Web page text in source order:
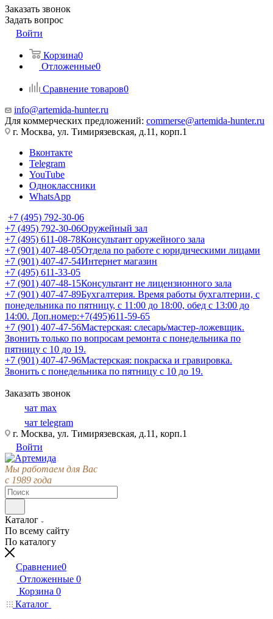
Заказать звонок
Задать вопрос
Войти
Корзина0
Отложенные0
Сравнение товаров0
info@artemida-hunter.ru
Для коммерческих предложений: commerse@artemida-hunter.ru
г. Москва, ул. Тимирязевская, д.11, корп.1
Вконтакте
Telegram
YouTube
Одноклассники
WhatsApp
+7 (495) 792-30-06
+7 (495) 792-30-06Оружейный зал
+7 (495) 611-08-78Консультант оружейного зала
+7 (901) 407-48-05Отдела по работе с юридическими лицами
+7 (901) 407-47-54Интернет магазин
+7 (495) 611-33-05
+7 (901) 407-48-15Консультант не лицензионного зала
+7 (901) 407-47-89Бухгалтерия. Время работы бухгалтерии, с
понедельника по пятницу, с 11:00 до 18:00, обед с 13:00 до
14:00. Доп.номер:+7(495)611-59-65
+7 (901) 407-47-56Мастерская: слесарь/мастер-ложевщик.
Звонить только по вопросам ремонта с понедельника по
пятницу с 10 до 19.
+7 (901) 407-47-96Мастерская: покраска и гравировка.
Звонить с понедельника по пятницу с 10 до 19.
Заказать звонок
чат max
чат telegram
г. Москва, ул. Тимирязевская, д.11, корп.1
Войти
Мы работаем для Вас
с 1989 года
Каталог
По всему сайту
По каталогу
Сравнение0
Отложенные 0
Корзина 0
Каталог